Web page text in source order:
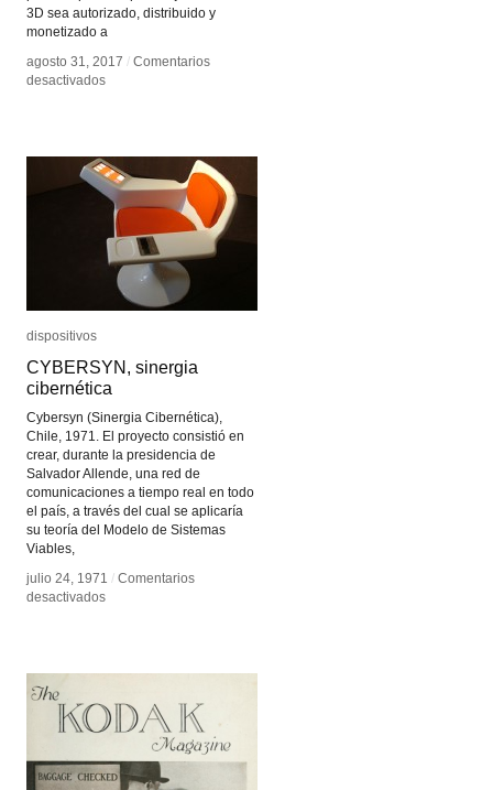
3D sea autorizado, distribuido y
monetizado a
agosto 31, 2017 / Comentarios
desactivadosen
agosto 31, 2017 / Comentarios
desactivadosen
dispositivos
CYBERSYN, sinergia
cibernética
Cybersyn (Sinergia Cibernética),
Chile, 1971. El proyecto consistió en
crear, durante la presidencia de
Salvador Allende, una red de
comunicaciones a tiempo real en todo
el país, a través del cual se aplicaría
su teoría del Modelo de Sistemas
Viables,
julio 24, 1971 / Comentarios
desactivadosen
dispositivos
CYBERSYN, sinergia
cibernética
julio 24, 1971 / Comentarios
desactivadosen